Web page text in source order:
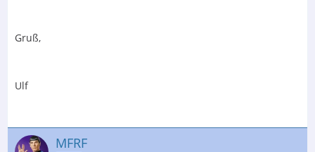
Gruß,
Ulf
MFRF